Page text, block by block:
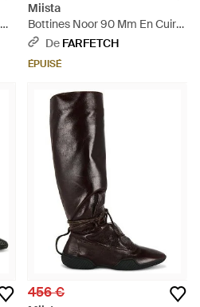
Miista
Bottines Noor 90 Mm En Cuir
Nappa À Bout Carré - Noir
De FARFETCH
ÉPUISÉ
456 €